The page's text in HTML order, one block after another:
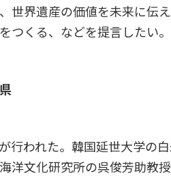
世界遺産の価値を未来に伝
つくる、などを提言したい。
行われた。韓国延世大学の
洋文化研究所の呉俊芳助教